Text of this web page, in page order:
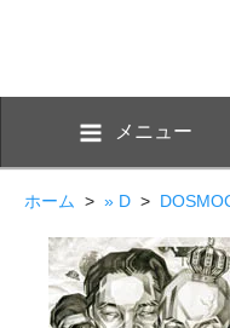
メニュー
ホーム > » D >